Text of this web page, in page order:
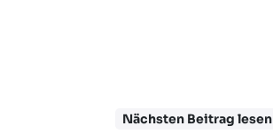
Nächsten Beitrag lesen